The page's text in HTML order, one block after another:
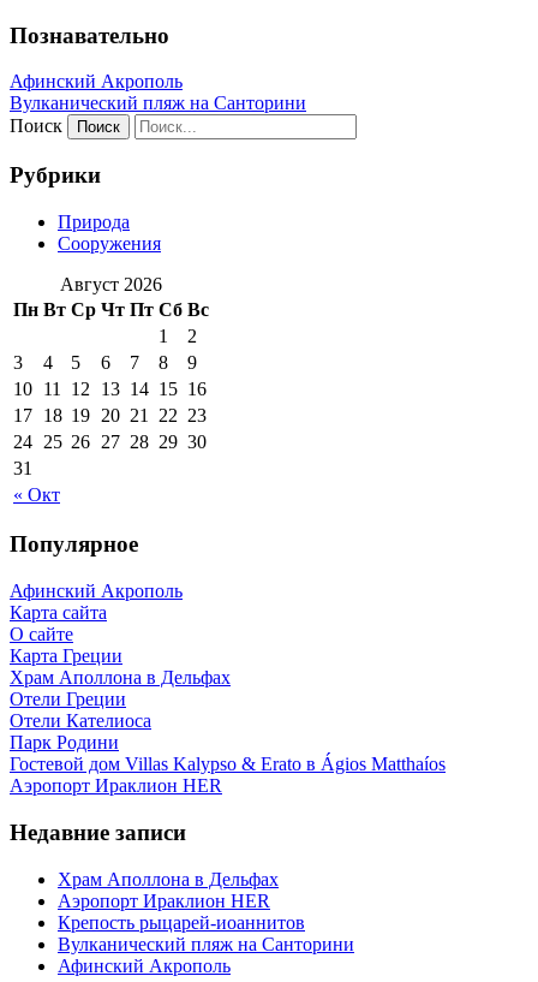
Познавательно
Афинский Акрополь
Вулканический пляж на Санторини
Поиск
Рубрики
Природа
Сооружения
Август 2026
Пн Вт Ср Чт Пт Сб Вс
« Окт
1
2
3
4 5 6 7 8
9
10 11 12 13 14 15 16
17 18 19 20 21 22 23
24 25 26 27 28 29 30
31
Популярное
Афинский Акрополь
Карта сайта
О сайте
Карта Греции
Храм Аполлона в Дельфах
Отели Греции
Отели Кателиоса
Парк Родини
Гостевой дом Villas Kalypso & Erato в Ágios Matthaíos
Аэропорт Ираклион HER
Недавние записи
Храм Аполлона в Дельфах
Аэропорт Ираклион HER
Крепость рыцарей-иоаннитов
Вулканический пляж на Санторини
Афинский Акрополь